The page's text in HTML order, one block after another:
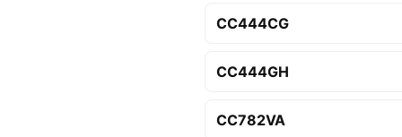
CC444CG
CC444GH
CC782VA